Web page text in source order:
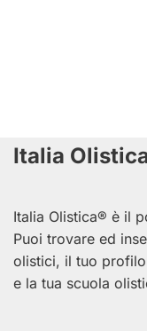
Italia
Italia Olistica® è il
Puoi trovare ed
olistici, il tuo
e la tua scuola